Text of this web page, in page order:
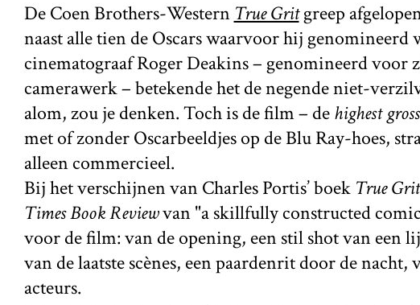
De Coen Brothers-Western True Gritgreep
naast alle tien de Oscars waarvoor hij genomineerd
cinematograaf Roger Deakins – genomineerd voor
camerawerk – betekende het de negende niet-
alom, zou je denken. Toch is de film – dehighest
met of zonder Oscarbeeldjes op de Blu Ray-hoes,
alleen commercieel.
Bij het verschijnen van Charles Portis’ boek True Grit
Times Book Reviewvan "a skillfully constructed
voor de film: van de opening, een stil shot van een
van de laatste scènes, een paardenrit door de nacht,
acteurs.